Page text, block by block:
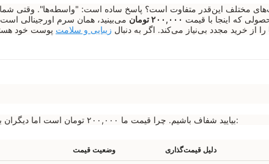
مختلف این‌قدر متفاوت است؟ پاسخ ساده است: "واسطه‌ها". وقتی شما از
که اینجا با قیمت ۲۰۰,۰۰۰ تومان
را از خرید مجدد بی‌نیاز می‌کند. اگر به دنبال زیبایی و سلامت
بیایید شفاف باشیم. چرا قیمت ما ۲۰۰,۰۰۰ تومان است اما دیگران بسیار گران‌تر می‌فروشند؟ جدول زیر نشان می‌دهد پول شما دقیقاً کجا می‌رود:
وضعیت قیمت دلیل قیمت‌گذاری